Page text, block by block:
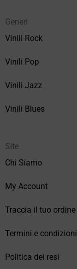
Generi
Vinili Rock
Vinili Pop
Vinili Jazz
Vinili Blues
Site
Chi Siamo
My Account
Traccia il tuo ordine
Termini e condizioni
Politica dei resi